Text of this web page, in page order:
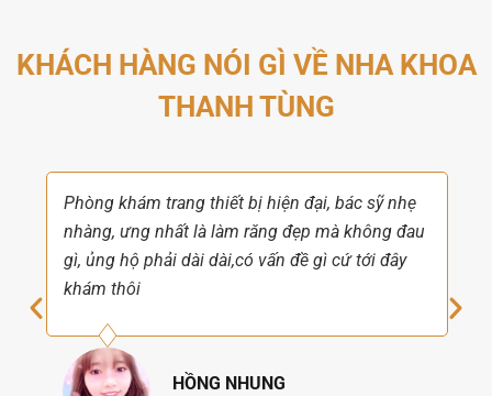
KHÁCH HÀNG NÓI GÌ VỀ NHA KHOA
THANH TÙNG
Phòng khám trang thiết bị hiện đại, bác sỹ nhẹ
nhàng, ưng nhất là làm răng đẹp mà không đau
gì, ủng hộ phải dài dài,có vấn đề gì cứ tới đây
khám thôi
HỒNG NHUNG